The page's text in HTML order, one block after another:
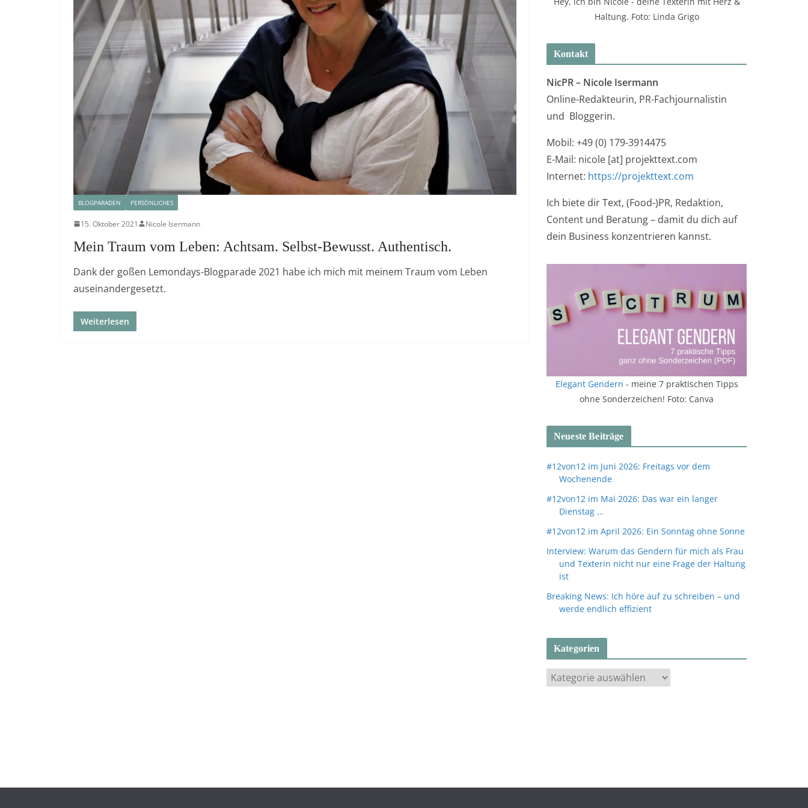
BLOGPARADEN PERSÖNLICHES
15. Oktober 2021 Nicole Isermann
Mein Traum vom Leben: Achtsam. Selbst-Bewusst. Authentisch.
Dank der goßen Lemondays-Blogparade 2021 habe ich mich mit meinem Traum vom Leben
auseinandergesetzt.
Weiterlesen
Haltung. Foto: Linda Grigo
Kontakt
NicPR – Nicole Isermann
Online-Redakteurin, PR-Fachjournalistin
und Bloggerin.
Mobil: +49 (0) 179-3914475
E-Mail: nicole [at] projekttext.com
Internet: https://projekttext.com
Ich biete dir Text, (Food-)PR, Redaktion,
Content und Beratung – damit du dich auf
dein Business konzentrieren kannst.
Elegant Gendern - meine 7 praktischen Tipps
ohne Sonderzeichen! Foto: Canva
Neueste Beiträge
#12von12 im Juni 2026: Freitags vor dem
Wochenende
#12von12 im Mai 2026: Das war ein langer
Dienstag …
#12von12 im April 2026: Ein Sonntag ohne Sonne
Interview: Warum das Gendern für mich als Frau
und Texterin nicht nur eine Frage der Haltung
ist
Breaking News: Ich höre auf zu schreiben – und
werde endlich effizient
Kategorien
a